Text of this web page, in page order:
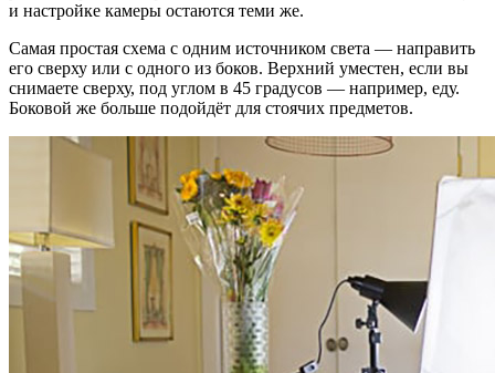
и настройке камеры остаются теми же.
Самая простая схема с одним источником света — направить
его сверху или с одного из боков. Верхний уместен, если вы
снимаете сверху, под углом в 45 градусов — например, еду.
Боковой же больше подойдёт для стоячих предметов.